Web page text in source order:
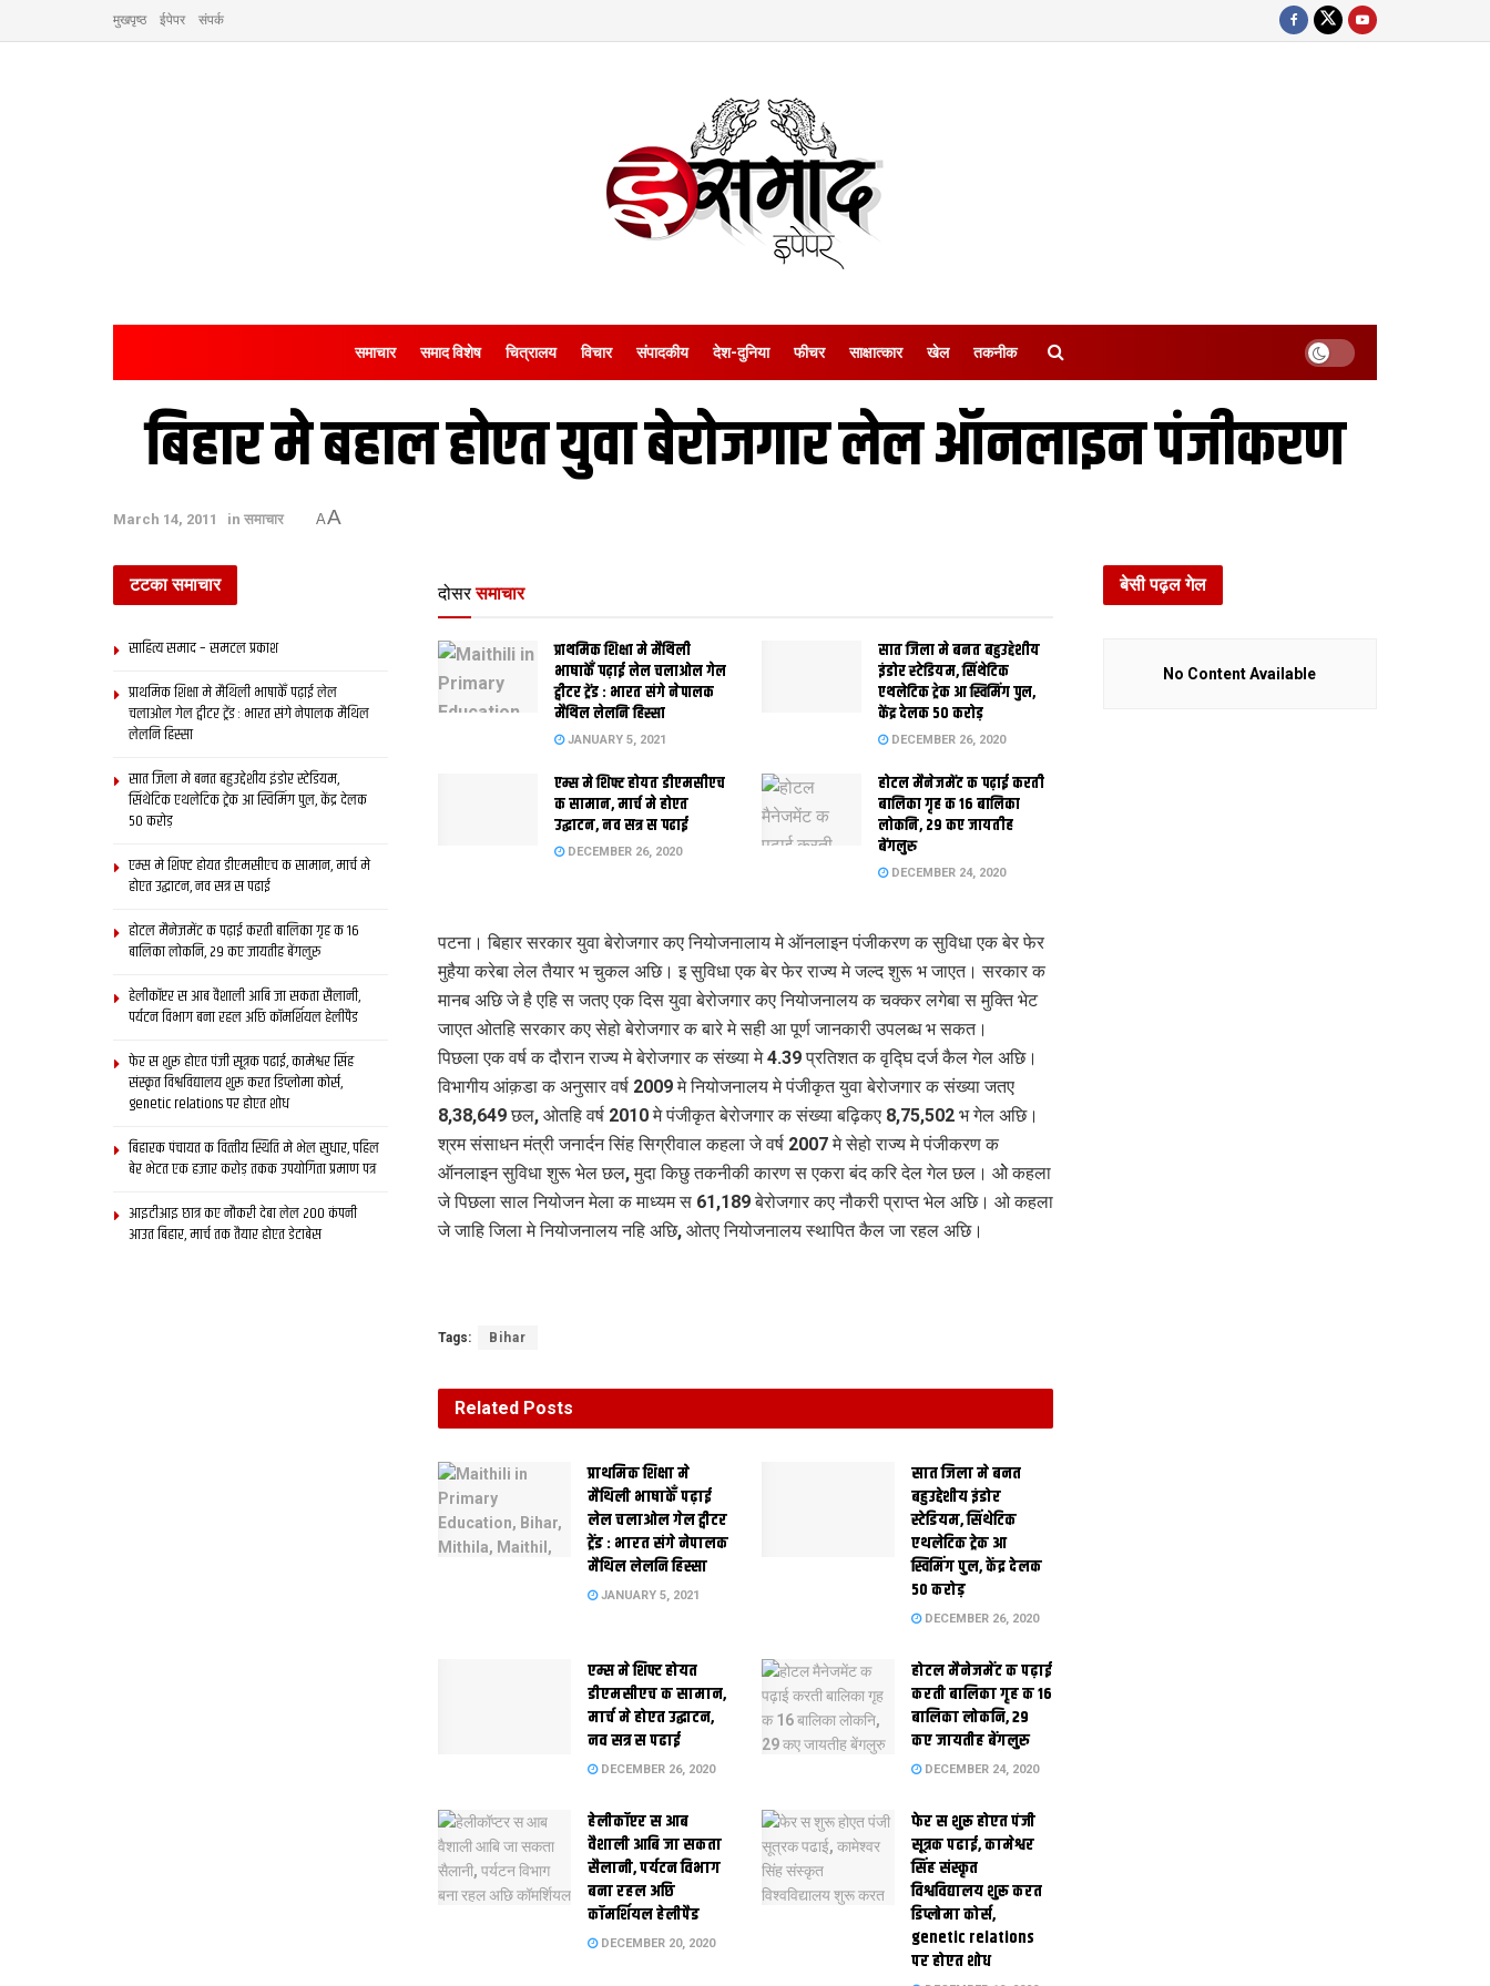
मुखपृष्ठ ईपेपर संपर्क
समाचार समाद विशेष चित्रालय विचार संपादकीय देश-दुनिया फीचर साक्षात्‍कार खेल तकनीक
बिहार मे बहाल होएत युवा बेरोजगार लेल ऑनलाइन पंजीकरण
March 14, 2011 in समाचार AA
दोसर समाचार
प्राथमिक शि‍क्षा मे मैथि‍ली
भाषाकेँ पढ़ाई लेल चलाओल गेल
ट्वीटर ट्रेंड : भारत संगे नेपालक
मैथिल लेलनि हिस्सा
JANUARY 5, 2021
सात जिला मे बनत बहुउद्देशीय
इंडोर स्‍टेडि‍यम, सिंथेटिक
एथलेटिक ट्रेक आ स्विमिंग पुल,
केंद्र देलक 50 करोड़
DECEMBER 26, 2020
एम्स मे शिफ्ट होयत डीएमसीएच
क सामान, मार्च मे होएत
उद्घाटन, नव सत्र स पढाई
DECEMBER 26, 2020
होटल मैनेजमेंट क पढ़ाई करती
बालिका गृह क 16 बालिका
लोकनि, 29 कए जायतीह
बेंगलुरु
DECEMBER 24, 2020
पटना। बिहार सरकार युवा बेरोजगार कए नियोजनालाय मे ऑनलाइन पंजीकरण क सुविधा एक बेर फेर
मुहैया करेबा लेल तैयार भ चुकल अछि। इ सुविधा एक बेर फेर राज्य मे जल्द शुरू भ जाएत। सरकार क
मानब अछि जे है एहि स जतए एक दिस युवा बेरोजगार कए नियोजनालय क चक्कर लगेबा स मुक्ति भेट
जाएत ओतहि सरकार कए सेहो बेरोजगार क बारे मे सही आ पूर्ण जानकारी उपलब्ध भ सकत।
पिछला एक वर्ष क दौरान राज्य मे बेरोजगार क संख्या मे 4.39 प्रतिशत क वृद्घि दर्ज कैल गेल अछि।
विभागीय आंक़डा क अनुसार वर्ष 2009 मे नियोजनालय मे पंजीकृत युवा बेरोजगार क संख्या जतए
8,38,649 छल, ओतहि वर्ष 2010 मे पंजीकृत बेरोजगार क संख्या बढ़िकए 8,75,502 भ गेल अछि।
श्रम संसाधन मंत्री जनार्दन सिंह सिग्रीवाल कहला जे वर्ष 2007 मे सेहो राज्य मे पंजीकरण क
ऑनलाइन सुविधा शुरू भेल छल, मुदा किछु तकनीकी कारण स एकरा बंद करि देल गेल छल। ओे कहला
जे पिछला साल नियोजन मेला क माध्यम स 61,189 बेरोजगार कए नौकरी प्राप्त भेल अछि। ओ कहला
जे जाहि जिला मे नियोजनालय नहि अछि, ओतए नियोजनालय स्थापित कैल जा रहल अछि।
Tags: Bihar
Related Posts
प्राथमिक शि‍क्षा मे
मैथि‍ली भाषाकेँ पढ़ाई
लेल चलाओल गेल ट्वीटर
ट्रेंड : भारत संगे नेपालक
मैथिल लेलनि हिस्सा
JANUARY 5, 2021
सात जिला मे बनत
बहुउद्देशीय इंडोर
स्‍टेडि‍यम, सिंथेटिक
एथलेटिक ट्रेक आ
स्विमिंग पुल, केंद्र देलक
50 करोड़
DECEMBER 26, 2020
एम्स मे शिफ्ट होयत
डीएमसीएच क सामान,
मार्च मे होएत उद्घाटन,
नव सत्र स पढाई
DECEMBER 26, 2020
होटल मैनेजमेंट क पढ़ाई
करती बालिका गृह क 16
बालिका लोकनि, 29
कए जायतीह बेंगलुरु
DECEMBER 24, 2020
हेलीकॉप्टर स आब
वैशाली आबि जा सकता
सैलानी, पर्यटन विभाग
बना रहल अछि
कॉमर्शियल हेलीपैड
DECEMBER 20, 2020
फेर स शुरू होएत पंजी
सूत्रक पढाई, कामेश्वर
सिंह संस्कृत
विश्वविद्यालय शुरू करत
डिप्लोमा कोर्स,
genetic relations
पर होएत शोध
टटका समाचार
साहित्य समाद – समटल प्रकाश
प्राथमिक शि‍क्षा मे मैथि‍ली भाषाकेँ पढ़ाई लेल
चलाओल गेल ट्वीटर ट्रेंड : भारत संगे नेपालक मैथिल
लेलनि हिस्सा
सात जिला मे बनत बहुउद्देशीय इंडोर स्‍टेडि‍यम,
सिंथेटिक एथलेटिक ट्रेक आ स्विमिंग पुल, केंद्र देलक
50 करोड़
एम्स मे शिफ्ट होयत डीएमसीएच क सामान, मार्च मे
होएत उद्घाटन, नव सत्र स पढाई
होटल मैनेजमेंट क पढ़ाई करती बालिका गृह क 16
बालिका लोकनि, 29 कए जायतीह बेंगलुरु
हेलीकॉप्टर स आब वैशाली आबि जा सकता सैलानी,
पर्यटन विभाग बना रहल अछि कॉमर्शियल हेलीपैड
फेर स शुरू होएत पंजी सूत्रक पढाई, कामेश्वर सिंह
संस्कृत विश्वविद्यालय शुरू करत डिप्लोमा कोर्स,
genetic relations पर होएत शोध
बिहारक पंचायत क वित्‍तीय स्थिति मे भेल सुधार, पहिल
बेर भेटत एक हजार करोड़ तकक उपयोगिता प्रमाण पत्र
आइटीआइ छात्र कए नौकरी देबा लेल 200 कंपनी
आउत बिहार, मार्च तक तैयार होएत डेटाबेस
बेसी पढ़ल गेल
No Content Available